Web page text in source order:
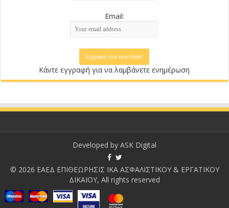
Email:
Κάντε εγγραφή για να λαμβάνετε ενημέρωση
Developed by ASK Digital
© 2026 ΕΑΕΔ ΕΠΙΘΕΩΡΗΣΙΣ ΙΚΑ ΑΣΦΑΛΙΣΤΙΚΟΥ & ΕΡΓΑΤΙΚΟΥ
ΔΙΚΑΙΟΥ, All rights reserved